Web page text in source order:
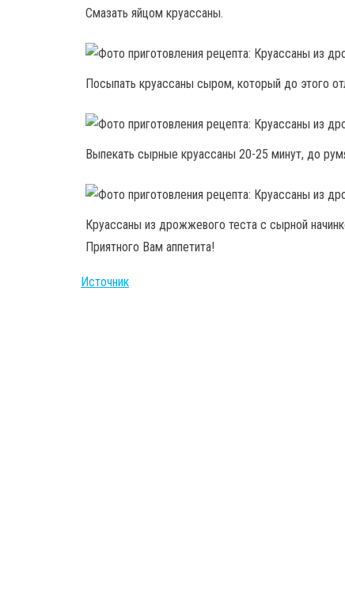
Смазать яйцом круассаны.
Посыпать круассаны сыром, который до этого
Выпекать сырные круассаны 20-25 минут, до
Круассаны из дрожжевого теста с сырной
Приятного Вам аппетита!
Источник